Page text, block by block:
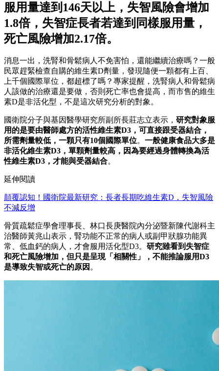
服用量達到146天以上，失智風險會增加
1.8倍，失智症長者若達到同樣服用量，
死亡風險增加2.17倍。
消息一出，洗腎和骨鬆病人不免害怕，還能繼續治療嗎？一般
民眾趕緊檢查自購的維生素D劑量，發現隨便一顆都有上百、
上千個國際單位，都超標了嗎？專家提醒，洗腎病人和骨鬆病
人該做的治療還是要做，否則死亡率也會提高，而市售的維生
素D是非活化型，不是這次研究分析的對象。
國衛院分子與基因醫學研究所副所長莊志立表示， 研究對象服
用的是要由醫師處方的活性維生素D3，可直接跟受器結合 ，
所需劑量較低，一顆只有10個國際單位。 一般健康食品大多是
非活化維生素D3，單顆劑量較高，因為要經過身體轉換為活
性維生素D3，才能與受器結合。
延伸閱讀
顛覆認知！國衛院最新研究：長者長期吃維生素D，失智風險
不減反增
骨質疏鬆症學會理事長、林口長庚醫院內分泌暨新陳代謝科主
治醫師黃兆山表示，腎功能不正常的病人或副甲狀腺功能異
常、低血鈣的病人，才會服用活化型D3。 研究雖看到失智症
和死亡風險增加，但只是呈現「相關性」，不能推論服用D3
是導致失智或死亡的原因 。